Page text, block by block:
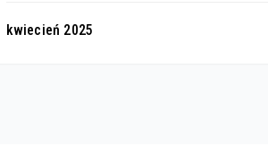
kwiecień 2025